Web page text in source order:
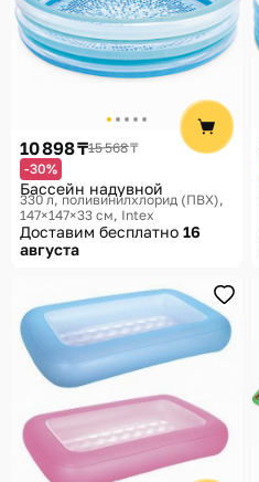
10 898 ₸15 568 ₸
-30%
Бассейн надувной
330 л, поливинилхлорид (ПВХ),
147×147×33 см Intex
Доставим бесплатно 16
августа